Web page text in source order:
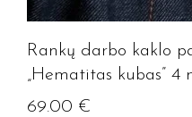
Rankų darbo kaklo
„Hematitas kubas” 4
69.00 €